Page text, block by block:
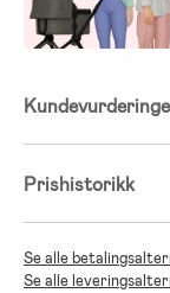
Prishistorikk
Se alle
Se alle